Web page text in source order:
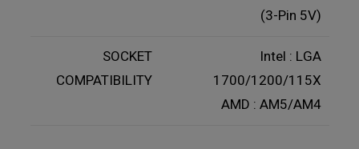
(3-Pin 5V)
SOCKET
COMPATIBILITY
Intel : LGA
1700/1200/115X
AMD : AM5/AM4